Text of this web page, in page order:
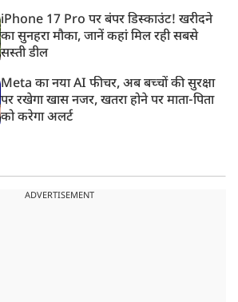
iPhone 17 Pro पर बंपर डिस्काउंट! खरीदने
का सुनहरा मौका, जानें कहां मिल रही सबसे
सस्ती डील
Meta का नया AI फीचर, अब बच्चों की सुरक्षा
पर रखेगा खास नजर, खतरा होने पर माता-पिता
को करेगा अलर्ट
ADVERTISEMENT